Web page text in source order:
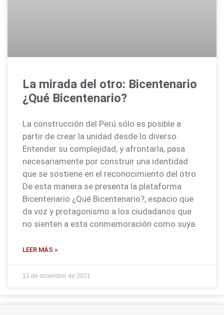
La mirada del otro: Bicentenario
¿Qué Bicentenario?
La construcción del Perú sólo es posible a
partir de crear la unidad desde lo diverso.
Entender su complejidad, y afrontarla, pasa
necesariamente por construir una identidad
que se sostiene en el reconocimiento del otro.
De esta manera se presenta la plataforma
Bicentenario ¿Qué Bicentenario?, espacio que
da voz y protagonismo a los ciudadanos que
no sienten a esta conmemoración como suya.
LEER MÁS »
13 de diciembre de 2021